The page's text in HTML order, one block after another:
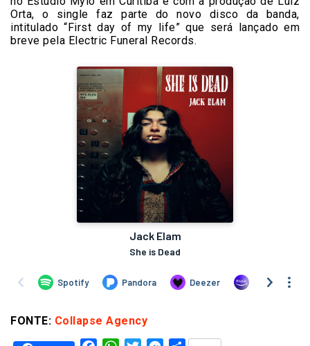
Orta, o single faz parte do novo disco da banda,
intitulado “First day of my life” que será lançado em
breve pela Electric Funeral Records.
FONTE: Collapse Agency